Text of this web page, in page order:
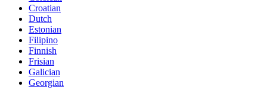
Croatian
Dutch
Estonian
Filipino
Finnish
Frisian
Galician
Georgian